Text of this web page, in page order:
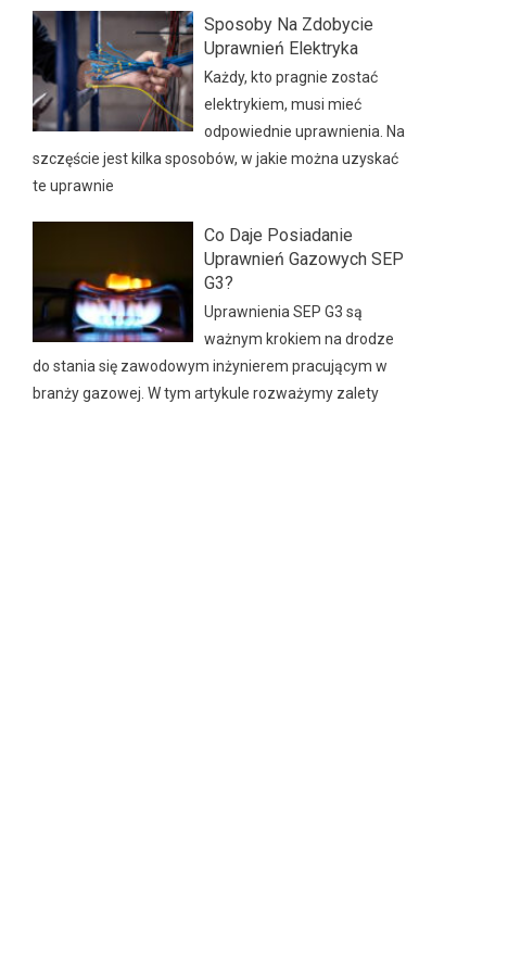
Sposoby Na Zdobycie
Uprawnień Elektryka
Każdy, kto pragnie zostać
elektrykiem, musi mieć
odpowiednie uprawnienia. Na
szczęście jest kilka sposobów, w jakie można uzyskać
te uprawnie
Co Daje Posiadanie
Uprawnień Gazowych SEP
G3?
Uprawnienia SEP G3 są
ważnym krokiem na drodze
do stania się zawodowym inżynierem pracującym w
branży gazowej. W tym artykule rozważymy zalety